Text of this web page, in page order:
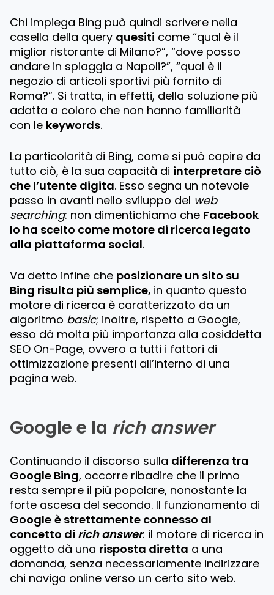
Chi impiega Bing può quindi scrivere nella
casella della query quesiti come “qual è il
miglior ristorante di Milano?”, “dove posso
andare in spiaggia a Napoli?”, “qual è il
negozio di articoli sportivi più fornito di
Roma?”. Si tratta, in effetti, della soluzione più
adatta a coloro che non hanno familiarità
con le keywords.
La particolarità di Bing, come si può capire da
tutto ciò, è la sua capacità di interpretare ciò
che l’utente digita. Esso segna un notevole
passo in avanti nello sviluppo del web
searching: non dimentichiamo che Facebook
lo ha scelto come motore di ricerca legato
alla piattaforma social.
Va detto infine che posizionare un sito su
Bing risulta più semplice, in quanto questo
motore di ricerca è caratterizzato da un
algoritmo basic; inoltre, rispetto a Google,
esso dà molta più importanza alla cosiddetta
SEO On-Page, ovvero a tutti i fattori di
ottimizzazione presenti all’interno di una
pagina web.
Google e la rich answer
Continuando il discorso sulla differenza tra
Google Bing, occorre ribadire che il primo
resta sempre il più popolare, nonostante la
forte ascesa del secondo. Il funzionamento di
Google è strettamente connesso al
concetto di rich answer: il motore di ricerca in
oggetto dà una risposta diretta a una
domanda, senza necessariamente indirizzare
chi naviga online verso un certo sito web.